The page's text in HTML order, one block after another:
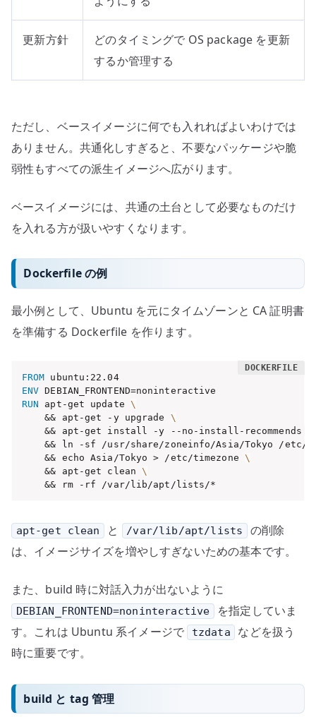
更新方針
どのタイミングで OS package を更新
するか管理する
ただし、ベースイメージに何でも入れればよいわけでは
ありません。共通化しすぎると、不要なパッケージや脆
弱性もすべての派生イメージへ広がります。
ベースイメージには、共通の土台として必要なものだけ
を入れる方が扱いやすくなります。
Dockerfile の例
最小例として、Ubuntu を元にタイムゾーンと CA 証明書
を準備する Dockerfile を作ります。
FROM ubuntu:22.04
ENV DEBIAN_FRONTEND=noninteractive
RUN apt-get update \
    && apt-get -y upgrade
\
&& apt-get install -y --no-install-recommends
&& ln -sf /usr/share/zoneinfo/Asia/Tokyo /etc/
    && echo Asia/Tokyo > /etc/timezone
\
    && apt-get clean
\
    && rm -rf /var/lib/apt/lists/*
apt-get clean と /var/lib/apt/lists
の削除
は、イメージサイズを増やしすぎないための基本です。
また、build 時に対話入力が出ないように
DEBIAN_FRONTEND=noninteractive
を指定していま
す。これは Ubuntu 系イメージで
tzdata
などを扱う
時に重要です。
build と tag 管理